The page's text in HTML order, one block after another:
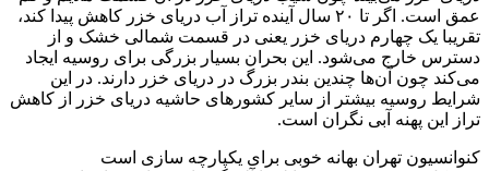
عمق است. اگر تا ۲۰ سال آینده تراز آب دریای خزر کاهش پیدا کند،
تقریبا یک چهارم دریای خزر یعنی در قسمت شمالی خشک و از
دسترس خارج می‌شود. این بحران بسیار بزرگی برای روسیه ایجاد
می‌کند چون آن‌ها چندین بندر بزرگ در دریای خزر دارند. در این
شرایط روسیه بیشتر از سایر کشورهای حاشیه دریای خزر از کاهش
تراز این پهنه آبی نگران است.
کنوانسیون تهران بهانه خوبی برای یکپارچه سازی است